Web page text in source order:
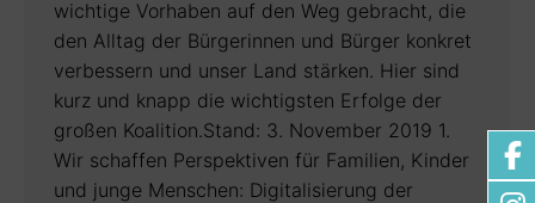
wichtige Vorhaben auf den Weg gebracht, die
den Alltag der Bürgerinnen und Bürger konkret
verbessern und unser Land stärken. Hier sind
kurz und knapp die wichtigsten Erfolge der
großen Koalition.Stand: 3. November 2019 1.
Wir schaffen Perspektiven für Familien, Kinder
und junge Menschen: Digitalisierung der